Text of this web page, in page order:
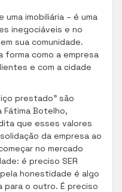
imobiliária – é uma
inegociáveis e no
sua comunidade.
forma como a empresa
e com a cidade
prestado” são
Botelho,
que esses valores
da empresa ao
no mercado
é preciso SER
honestidade é algo
para o outro. É preciso